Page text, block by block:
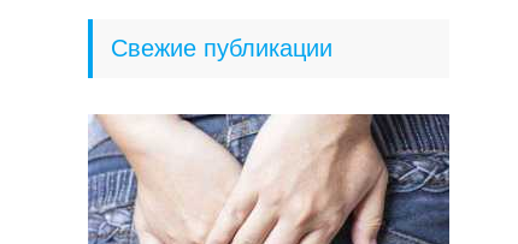
Свежие публикации